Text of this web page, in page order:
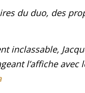
du duo, des
inclassable,
l’affiche avec